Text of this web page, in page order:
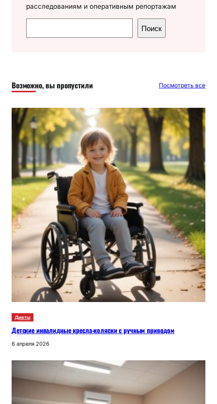
расследованиям и оперативным репортажам
о
Поиск
Возможно, вы пропустили Посмотреть все
Диеты
Детские инвалидные кресла-коляски с ручным приводом
6 апреля 2026